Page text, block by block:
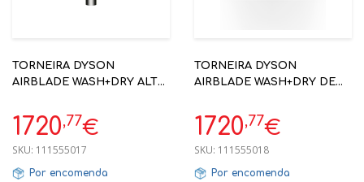
TORNEIRA DYSON
AIRBLADE WASH+DRY ALTO
1720,77€
SKU: 111555017
Por encomenda
TORNEIRA DYSON
AIRBLADE WASH+DRY DE
1720,77€
SKU: 111555018
Por encomenda